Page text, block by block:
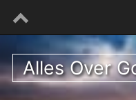
Alles Over